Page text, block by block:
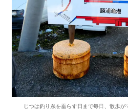
じつは釣り糸を垂らす日まで毎日、散歩が